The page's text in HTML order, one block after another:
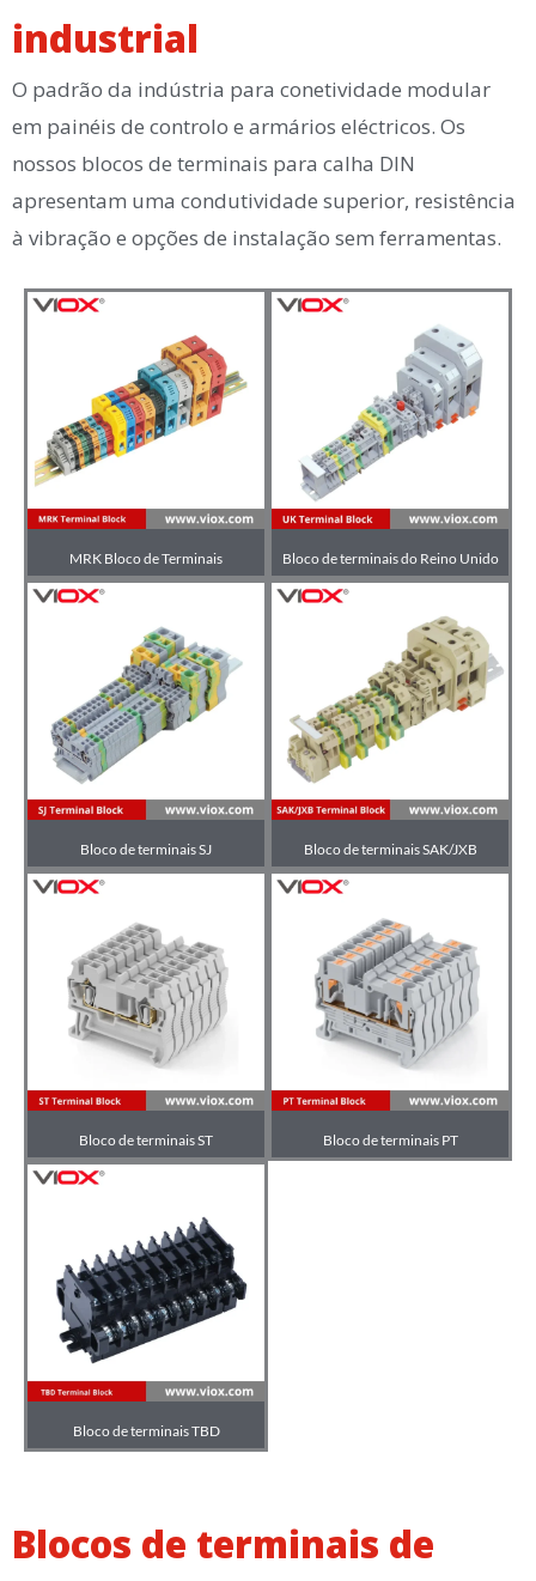
industrial
O padrão da indústria para conetividade modular
em painéis de controlo e armários eléctricos. Os
nossos blocos de terminais para calha DIN
apresentam uma condutividade superior, resistência
à vibração e opções de instalação sem ferramentas.
MRK Bloco de Terminais Bloco de terminais do Reino Unido
Bloco de terminais SJ Bloco de terminais SAK/JXB
Bloco de terminais ST Bloco de terminais PT
Bloco de terminais TBD
Blocos de terminais de